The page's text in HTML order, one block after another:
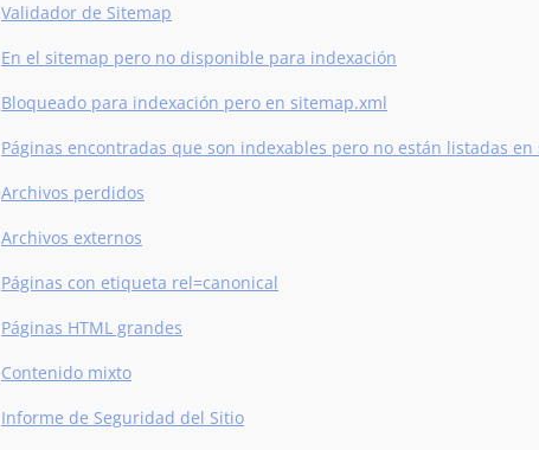
Validador de Sitemap
En el sitemap pero no disponible para indexación
Bloqueado para indexación pero en sitemap.xml
Páginas encontradas que son indexables pero no están listadas
Archivos perdidos
Archivos externos
Páginas con etiqueta rel=canonical
Páginas HTML grandes
Contenido mixto
Informe de Seguridad del Sitio